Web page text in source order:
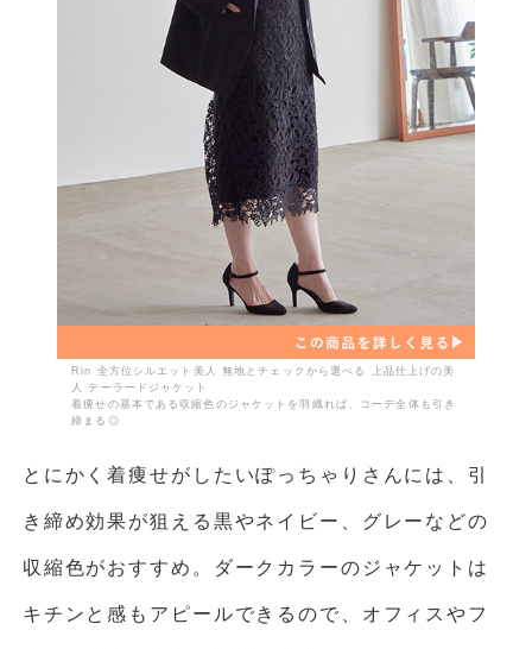
Rin 全方位シルエット美人 無地とチェックから選べる 上品仕上げの美
人 テーラードジャケット
着痩せの基本である収縮色のジャケットを羽織れば、コーデ全体も引き
締まる◎
とにかく着痩せがしたいぽっちゃりさんには、引
き締め効果が狙える黒やネイビー、グレーなどの
収縮色がおすすめ。ダークカラーのジャケットは
キチンと感もアピールできるので、オフィスやフ